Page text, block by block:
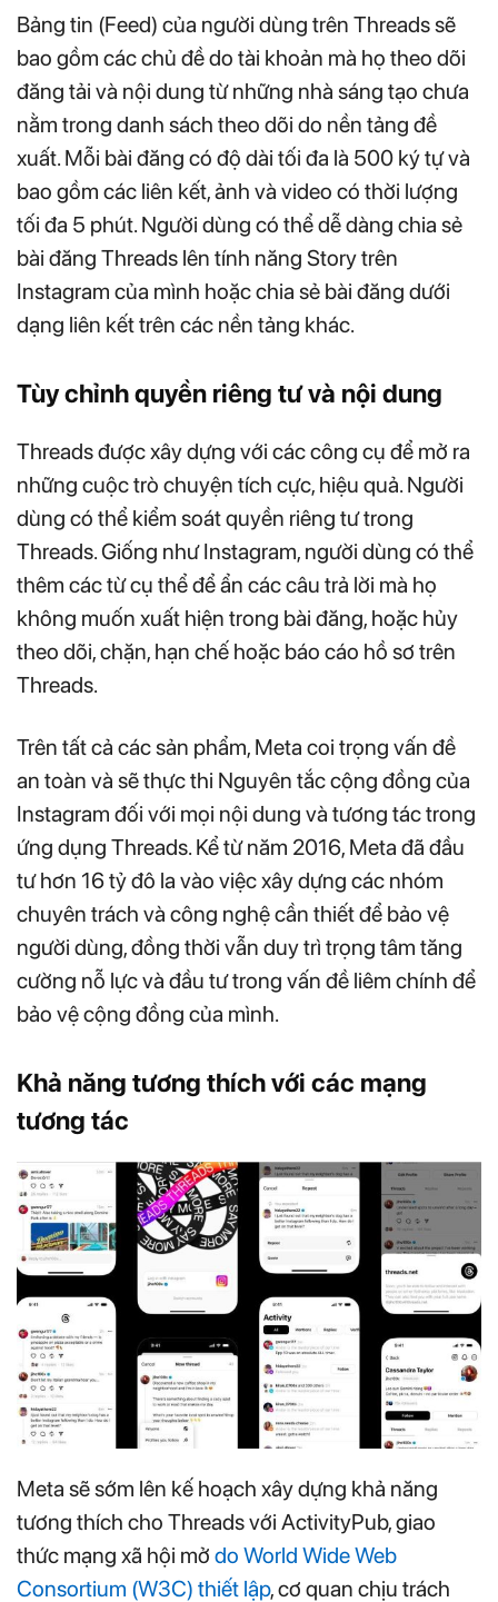
Bảng tin (Feed) của người dùng trên Threads sẽ
bao gồm các chủ đề do tài khoản mà họ theo dõi
đăng tải và nội dung từ những nhà sáng tạo chưa
nằm trong danh sách theo dõi do nền tảng đề
xuất. Mỗi bài đăng có độ dài tối đa là 500 ký tự và
bao gồm các liên kết, ảnh và video có thời lượng
tối đa 5 phút. Người dùng có thể dễ dàng chia sẻ
bài đăng Threads lên tính năng Story trên
Instagram của mình hoặc chia sẻ bài đăng dưới
dạng liên kết trên các nền tảng khác.
Tùy chỉnh quyền riêng tư và nội dung
Threads được xây dựng với các công cụ để mở ra
những cuộc trò chuyện tích cực, hiệu quả. Người
dùng có thể kiểm soát quyền riêng tư trong
Threads. Giống như Instagram, người dùng có thể
thêm các từ cụ thể để ẩn các câu trả lời mà họ
không muốn xuất hiện trong bài đăng, hoặc hủy
theo dõi, chặn, hạn chế hoặc báo cáo hồ sơ trên
Threads.
Trên tất cả các sản phẩm, Meta coi trọng vấn đề
an toàn và sẽ thực thi Nguyên tắc cộng đồng của
Instagram đối với mọi nội dung và tương tác trong
ứng dụng Threads. Kể từ năm 2016, Meta đã đầu
tư hơn 16 tỷ đô la vào việc xây dựng các nhóm
chuyên trách và công nghệ cần thiết để bảo vệ
người dùng, đồng thời vẫn duy trì trọng tâm tăng
cường nỗ lực và đầu tư trong vấn đề liêm chính để
bảo vệ cộng đồng của mình.
Khả năng tương thích với các mạng
tương tác
Meta sẽ sớm lên kế hoạch xây dựng khả năng
tương thích cho Threads với ActivityPub, giao
thức mạng xã hội mở do World Wide Web
Consortium (W3C) thiết lập, cơ quan chịu trách